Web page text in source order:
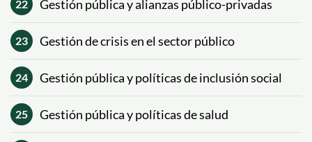
22 Gestión pública y alianzas público-privadas
23 Gestión de crisis en el sector público
24 Gestión pública y políticas de inclusión social
25 Gestión pública y políticas de salud